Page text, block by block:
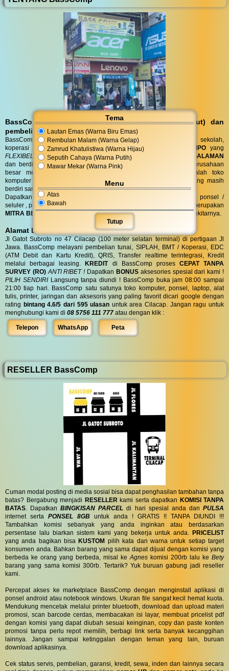
Tema
Lautan Emas (Warna Biru Emas)
Rembulan Malam (Warna Gelap)
Zamrud Khatulistiwa (Warna Hijau)
Seputih Cahaya (Warna Putih)
Mawar Mekar (Warna Pink)
Menu
Atas
Bawah
Tutup
BassComp melayani servis kunjungan (antar jemput) dan
pembelian DO (Delivery Order)
BassComp juga melayani servis dan penjualan untuk instansi, sekolah,
koperasi dan perusahaan denganTENOR PEMBAYARAN TEMPO yang
FLEXIBEL
sesuai kebutuhan anda. Toko BassComp telah
BERPENGALAMAN
dan berdiri selama puluhan tahun, telah banyak instansi dan perusahaan
besar mempercayai kehandalan teknisi kami. BassComp adalah toko
komputer termurah dan terlengkap serta
asli cilacap yang masih
berdiri sampai saat ini.
Dapatkan penawaran terbaik untuk kebutuhan komputer, laptop, ponsel /
seluler , printer, alat tulis, jaringan dan aksesoris anda. Bass Comp merupakan
MITRA BELANJA dan SERVIS TERPERCAYAwarga Cilacap dan sekitarnya.
Alamat BassComp
Jl Gatot Subroto no 47 Cilacap (100 meter selatan terminal) di pertigaan Jl
Jawa. BassComp melayani pembelian tunai, SIPLAH, BMT / Koperasi, EDC
(ATM Debit dan Kartu Kredit), QRIS, Transfer realtime terintegrasi, Kredit
melalui berbagai leasing.KREDITdi BassComp proses CEPAT TANPA
SURVEY (RO) ANTI RIBET !Dapatkan BONUSaksesories spesial dari kami !
PILIH SENDIRILangsung tanpa diundi ! BassComp buka jam 08:00 sampai
21:00 tiap hari. BassComp satu satunya toko komputer, ponsel, laptop, alat
tulis, printer, jaringan dan aksesoris yang paling favorit dicari google dengan
rating bintang 4.6/5 dari 595 ulasan untuk area Cilacap. Jangan ragu untuk
menghubungi kami di 08 5756 111 777 atau dengan klik :
Telepon WhatsApp Peta
RESELLER BassComp
Cuman modal posting di media sosial bisa dapat penghasilan tambahan tanpa
batas? Bergabung menjadi RESELLERkami serta dapatkan KOMISI TANPA
BATAS. DapatkanBINGKISAN PARCEL di hari spesial anda danPULSA
internet serta PONSEL 8GB untuk anda ! GRATIS !! TANPA DIUNDI !!!
Tambahkan komisi sebanyak yang anda inginkan atau berdasarkan
persentase lalu biarkan sistem kami yang bekerja untuk anda. PRICELIST
yang anda bagikan bisaKUSTOM pilih kata dan warna untuk setiap target
konsumen anda. Bahkan barang yang sama dapat dijual dengan komisi yang
berbeda ke orang yang berbeda, misal keAgnes komisi 200rb lalu ke Bety
barang yang sama komisi 300rb. Tertarik? Yuk buruan gabung jadi reseller
kami.
Percepat akses ke marketplace BassComp dengan menginstall aplikasi di
ponsel android atau notebook windows. Ukuran file sangat kecil hemat kuota.
Mendukung mencetak melalui printer bluetooth, download dan upload materi
promosi, scan barcode cerdas, membacakan isi layar, membuat pricelist pdf
dengan komisi yang dapat diubah sesuai keinginan, copy dan paste konten
promosi tanpa perlu repot memilih, berbagi link serta banyak kecanggihan
lainnya. Jangan sampai ketinggalan dengan teman yang lain, buruan
download aplikasinya.
Cek status servis, pembelian, garansi, kredit, sewa, inden dan lainnya secara